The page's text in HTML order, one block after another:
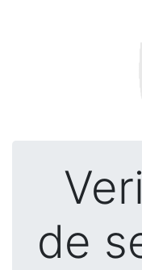
de